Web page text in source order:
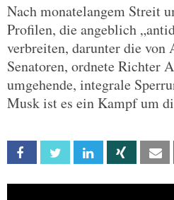
Nach monatelangem Streit
Profilen, die angeblich
verbreiten, darunter die von
Senatoren, ordnete Richter
umgehende, integrale
Musk ist es ein Kampf um
Facebook Twitter Linkedin Xing